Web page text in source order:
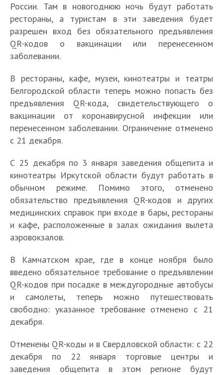
России. Там в новогоднюю ночь будут работать
рестораны, а туристам в эти заведения будет
разрешен вход без обязательного предъявления
QR-кодов о вакцинации или перенесенном
заболевании.
В рестораны, кафе, музеи, кинотеатры и театры
Белгородской области теперь можно попасть без
предъявления QR-кода, свидетельствующего о
вакцинации от коронавирусной инфекции или
перенесенном заболевании. Ограничение отменено
с 21 декабря.
С 25 декабря по 3 января заведения общепита и
кинотеатры Иркутской области будут работать в
обычном режиме. Помимо этого, отменено
обязательство предъявления QR-кодов и других
медицинских справок при входе в бары, рестораны
и кафе, расположенные в залах ожидания вылета
аэровокзалов.
В Камчатском крае, где в конце ноября было
введено обязательное требование о предъявлении
QR-кодов при посадке в междугородные автобусы
и самолеты, теперь можно путешествовать
свободно: указанное требование отменено с 21
декабря.
Отменены QR-коды и в Свердловской области: с 22
декабря по 22 января торговые центры и
заведения общепита в этом регионе будут